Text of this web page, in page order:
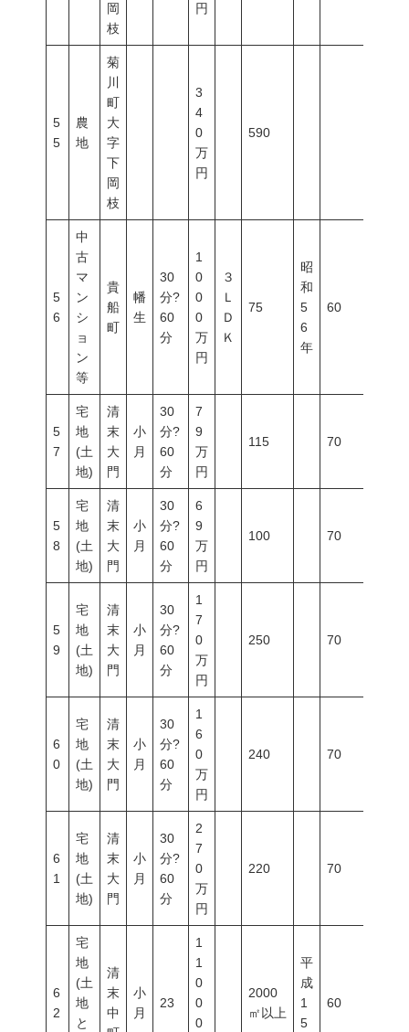
岡
枝
円
5
5
農
地
菊
川
町
大
字
下
岡
枝
3
4
0
万
円
590
5
6
中
古
マ
ン
シ
ョ
ン
等
貴
船
町
幡
生
30
分?
60
分
1
0
0
0
万
円
３
Ｌ
Ｄ
Ｋ
75
昭
和
5
6
年
60
5
7
宅
地
(土
地)
清
末
大
門
小
月
30
分?
60
分
7
9
万
円
115 70
5
8
宅
地
(土
地)
清
末
大
門
小
月
30
分?
60
分
6
9
万
円
100 70
5
9
宅
地
(土
地)
清
末
大
門
小
月
30
分?
60
分
1
7
0
万
円
250 70
6
0
宅
地
(土
地)
清
末
大
門
小
月
30
分?
60
分
1
6
0
万
円
240 70
6
1
宅
地
(土
地)
清
末
大
門
小
月
30
分?
60
分
2
7
0
万
円
220 70
6
2
宅
地
(土
地
と
清
末
中
小
月
23
1
1
0
0
0
2000
㎡以上
平
成
1
5
60